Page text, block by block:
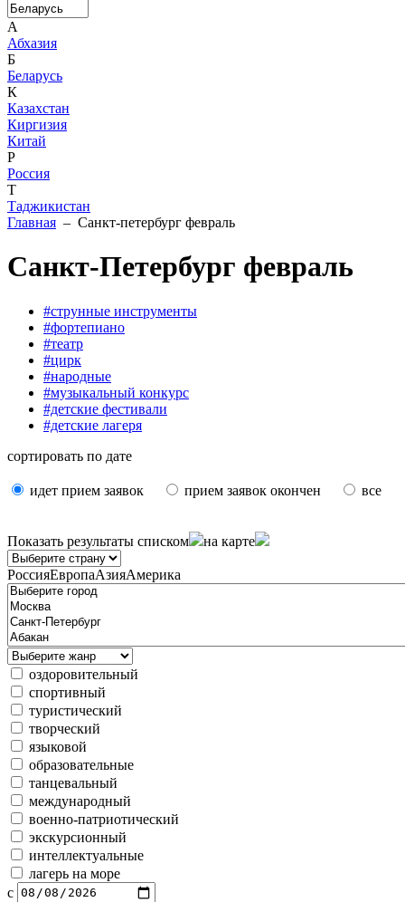
А
Абхазия
Б
Беларусь
К
Казахстан
Киргизия
Китай
Р
Россия
Т
Таджикистан
Главная – Санкт-петербург февраль
Санкт-Петербург февраль
#струнные инструменты
#фортепиано
#театр
#цирк
#народные
#музыкальный конкурс
#детские фестивали
#детские лагеря
сортировать по дате
идет прием заявок прием заявок окончен все
Показать результаты списком на карте
РоссияЕвропаАзияАмерика
оздоровительный
спортивный
туристический
творческий
языковой
образовательные
танцевальный
международный
военно-патриотический
экскурсионный
интеллектуальные
лагерь на море
с